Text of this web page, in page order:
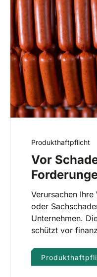
Produkthaftpflicht
Vor
Verursachen Ihre
oder
Unternehmen.
schützt vor